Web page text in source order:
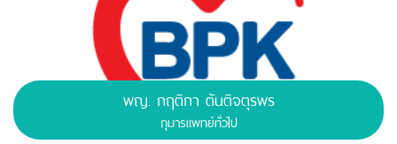
พญ. กฤติกา ตันติจตุรพร
กุมารแพทย์ทั่วไป